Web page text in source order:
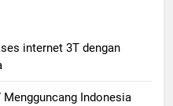
internet 3T dengan
Indonesia